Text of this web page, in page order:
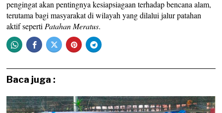
pengingat akan pentingnya kesiapsiagaan terhadap bencana alam,
terutama bagi masyarakat di wilayah yang dilalui jalur patahan
aktif seperti Patahan Meratus.
Baca juga :